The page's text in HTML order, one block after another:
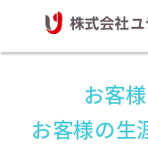
お客
お客様の生